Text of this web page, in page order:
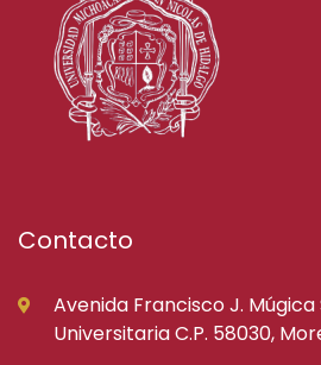
Contacto
Avenida Francisco J. Múgica
Universitaria C.P. 58030,